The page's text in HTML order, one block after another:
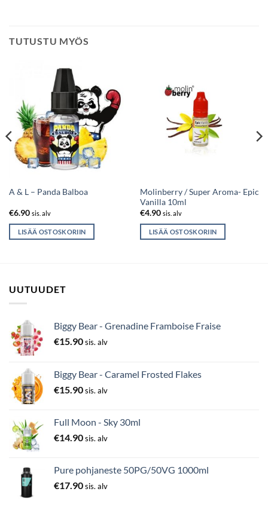
TUTUSTU MYÖS
A & L – Panda Balboa
€6.90 sis. alv
LISÄÄ OSTOSKORIIN
Molinberry / Super Aroma- Epic
Vanilla 10ml
€4.90 sis. alv
LISÄÄ OSTOSKORIIN
UUTUUDET
Biggy Bear - Grenadine Framboise Fraise
€15.90sis. alv
Biggy Bear - Caramel Frosted Flakes
€15.90sis. alv
Full Moon - Sky 30ml
€14.90sis. alv
Pure pohjaneste 50PG/50VG 1000ml
€17.90sis. alv